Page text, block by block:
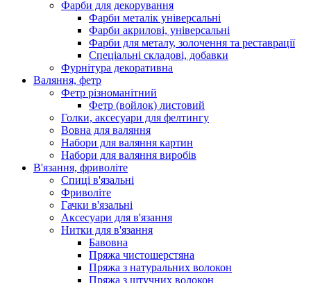
Фарби для декорування
Фарби металік універсальні
Фарби акрилові, універсальні
Фарби для металу, золочення та реставрації
Спеціальні складові, добавки
Фурнітура декоративна
Валяння, фетр
Фетр різноманітний
Фетр (войлок) листовий
Голки, аксесуари для фелтингу
Вовна для валяння
Набори для валяння картин
Набори для валяння виробів
В'язання, фриволіте
Спиці в'язальні
Фриволіте
Гачки в'язальні
Аксесуари для в'язання
Нитки для в'язання
Бавовна
Пряжа чистошерстяна
Пряжа з натуральних волокон
Пряжа з штучних волокон